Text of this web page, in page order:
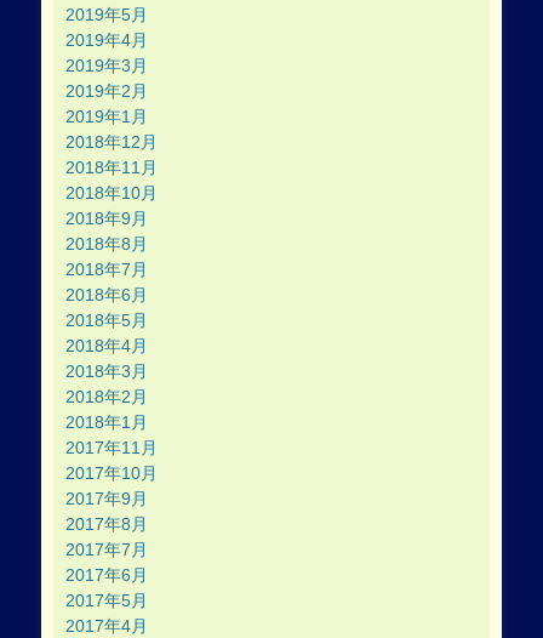
2019年5月
2019年4月
2019年3月
2019年2月
2019年1月
2018年12月
2018年11月
2018年10月
2018年9月
2018年8月
2018年7月
2018年6月
2018年5月
2018年4月
2018年3月
2018年2月
2018年1月
2017年11月
2017年10月
2017年9月
2017年8月
2017年7月
2017年6月
2017年5月
2017年4月